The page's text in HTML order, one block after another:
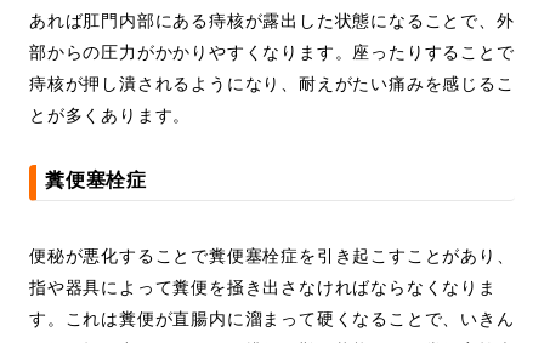
あれば肛門内部にある痔核が露出した状態になることで、外
部からの圧力がかかりやすくなります。座ったりすることで
痔核が押し潰されるようになり、耐えがたい痛みを感じるこ
とが多くあります。
糞便塞栓症
便秘が悪化することで糞便塞栓症を引き起こすことがあり、
指や器具によって糞便を掻き出さなければならなくなりま
す。これは糞便が直腸内に溜まって硬くなることで、いきん